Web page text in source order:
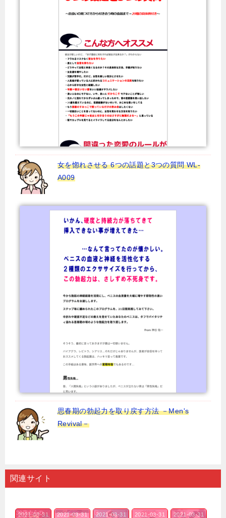
女を惚れさせる 6つの話題と3つの質問 WL-
A009
思春期の勃起力を取り戻す方法 －Men's
Revival－
関連サイト
2021-03-31 2021-03-31 2021-03-31 2021-03-31 2021-03-31